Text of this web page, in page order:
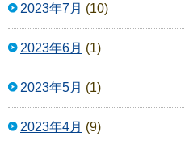
2023年7月 (10)
2023年6月 (1)
2023年5月 (1)
2023年4月 (9)